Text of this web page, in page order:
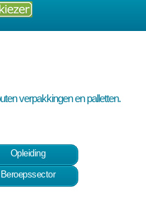
verpakkingen en palletten.
Opleiding
Beroepssector